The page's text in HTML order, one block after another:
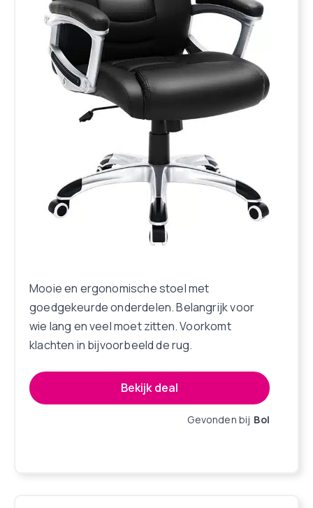
Mooie en ergonomische stoel met
goedgekeurde onderdelen. Belangrijk voor
wie lang en veel moet zitten. Voorkomt
klachten in bijvoorbeeld de rug.
Bekijk deal
Gevonden bij Bol